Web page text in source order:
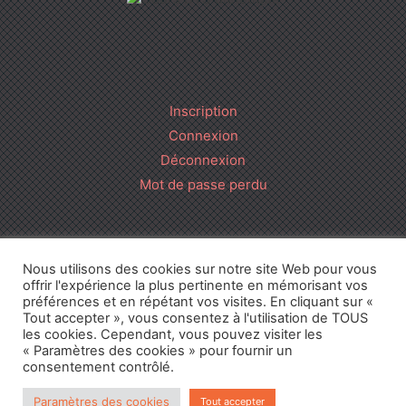
Inscription
Connexion
Déconnexion
Mot de passe perdu
Cours BTS Diététique • 2016-2026 • CGU • Mentions Légales
Politique de confidentialité• Réalisation
Nous utilisons des cookies sur notre site Web pour vous
offrir l'expérience la plus pertinente en mémorisant vos
préférences et en répétant vos visites. En cliquant sur «
Tout accepter », vous consentez à l'utilisation de TOUS
les cookies. Cependant, vous pouvez visiter les
« Paramètres des cookies » pour fournir un
consentement contrôlé.
Paramètres des cookies Tout accepter